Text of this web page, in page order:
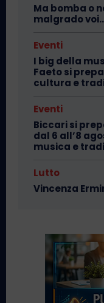
Ma bomba o
malgrado
Eventi
I big della
Faeto si
cultura e
Eventi
Biccari si
dal 6 all’8
musica e
Lutto
Vincenza